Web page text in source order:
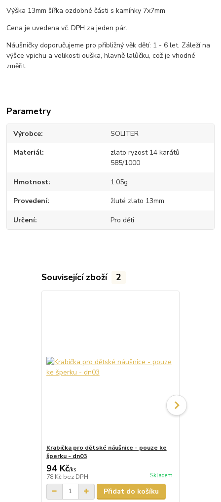
Výška 13mm šířka ozdobné části s kamínky 7x7mm
Cena je uvedena vč. DPH za jeden pár.
Náušničky doporučujeme pro přibližný věk dětí: 1 - 6 let. Záleží na
výšce vpichu a velikosti ouška, hlavně lalůčku, což je vhodné
změřit.
Parametry
Výrobce SOLITER
Materiál
zlato ryzost 14 karátů
585/1000
Hmotnost 1.05g
Provedení žluté zlato 13mm
Určení Pro děti
Související zboží 2
Krabička pro dětské náušnice - pouze ke
šperku - dn03
94 Kč/ks
78 Kč bez DPH Skladem
Přidat do košíku